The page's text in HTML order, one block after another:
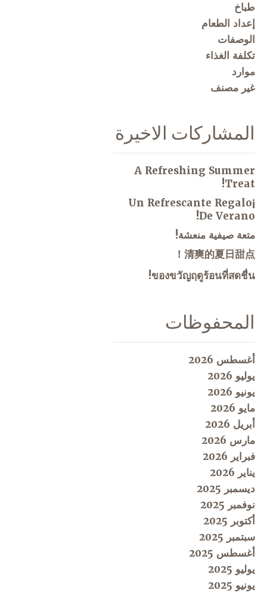
طباخ
إعداد الطعام
الوصفات
تكلفة الغذاء
موارد
غير مصنف
المشاركات الاخيرة
A Refreshing Summer
Treat!
¡Un Refrescante Regalo
De Verano!
متعة صيفية منعشة!
清爽的夏日甜点！
ของขวัญฤดูร้อนที่สดชื่น!
المحفوظات
أغسطس 2026
يوليو 2026
يونيو 2026
مايو 2026
أبريل 2026
مارس 2026
فبراير 2026
يناير 2026
ديسمبر 2025
نوفمبر 2025
أكتوبر 2025
سبتمبر 2025
أغسطس 2025
يوليو 2025
يونيو 2025